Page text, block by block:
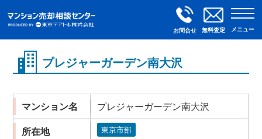
お問合せ 無料査定 メニュー
プレジャーガーデン南大沢
マンション名 プレジャーガーデン南大沢
所在地 東京市部